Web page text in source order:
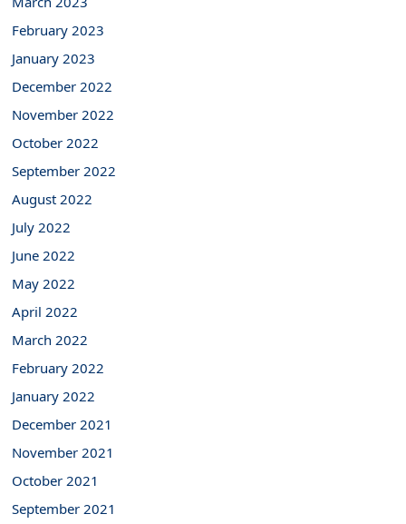
February 2023
January 2023
December 2022
November 2022
October 2022
September 2022
August 2022
July 2022
June 2022
May 2022
April 2022
March 2022
February 2022
January 2022
December 2021
November 2021
October 2021
September 2021